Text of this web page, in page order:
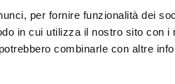
per fornire funzionalità dei
in cui utilizza il nostro sito con
combinarle con altre
sul nostro sito United States?